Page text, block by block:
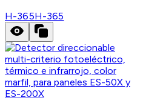
H-365H-365